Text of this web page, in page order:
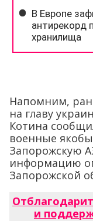
Напомним,
на главу
Котина
военные
Запорожскую
информацию
Запорожской
и